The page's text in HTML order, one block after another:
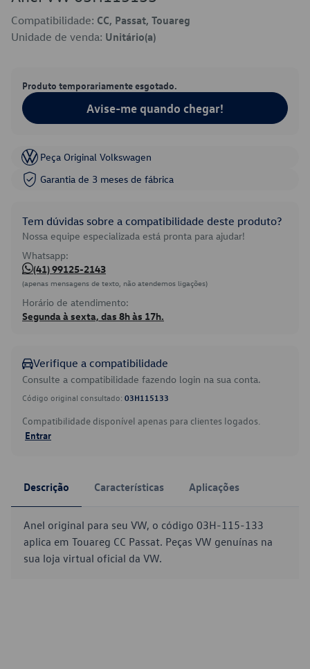
Compatibilidade: CC, Passat, Touareg
Unidade de venda: Unitário(a)
Produto temporariamente esgotado.
Avise-me quando chegar!
Peça Original Volkswagen
Garantia de 3 meses de fábrica
Tem dúvidas sobre a compatibilidade deste produto?
Nossa equipe especializada está pronta para ajudar!
Whatsapp:
(41) 99125-2143
(apenas mensagens de texto, não atendemos ligações)
Horário de atendimento:
Segunda à sexta, das 8h às 17h.
Verifique a compatibilidade
Consulte a compatibilidade fazendo login na sua conta.
Código original consultado: 03H115133
Compatibilidade disponível apenas para clientes logados.
Entrar
Descrição Características Aplicações
Anel original para seu VW, o código 03H-115-133
aplica em Touareg CC Passat. Peças VW genuínas na
sua loja virtual oficial da VW.